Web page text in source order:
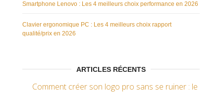
Smartphone Lenovo : Les 4 meilleurs choix performance en 2026
Clavier ergonomique PC : Les 4 meilleurs choix rapport
qualité/prix en 2026
ARTICLES RÉCENTS
Comment créer son logo pro sans se ruiner : le